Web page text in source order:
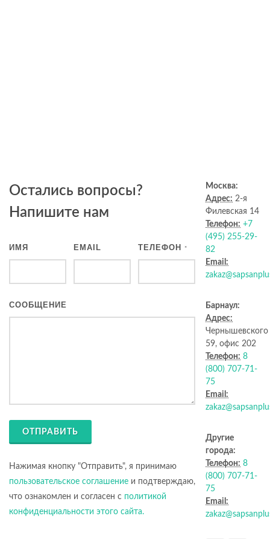
Остались вопросы?
Напишите нам
ИМЯ EMAIL ТЕЛЕФОН *
СООБЩЕНИЕ
ОТПРАВИТЬ
Нажимая кнопку "Отправить", я принимаю
пользовательское соглашение и подтверждаю,
что ознакомлен и согласен с политикой
конфиденциальности этого сайта.
Москва:
Адрес: 2-я
Филевская 14
Телефон: +7
(495) 255-29-
82
Email:
Барнаул:
Адрес:
Чернышевского
59, офис 202
Телефон: 8
(800) 707-71-
75
Email:
Другие
города:
Телефон: 8
(800) 707-71-
75
Email: